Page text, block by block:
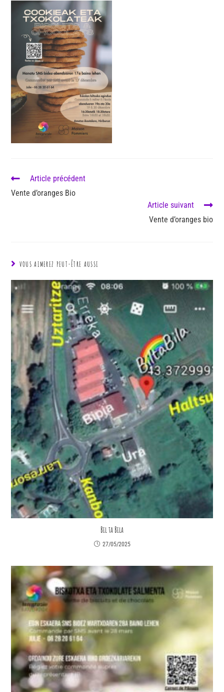
Article précédent
Vente d’oranges Bio
Article suivant
Vente d’oranges bio
VOUS AIMEREZ PEUT-ÊTRE AUSSI
Bil ta Bila
27/05/2025